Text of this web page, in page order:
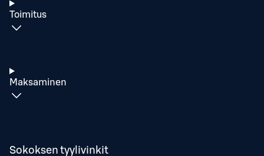
Toimitus
Maksaminen
Sokoksen tyylivinkit